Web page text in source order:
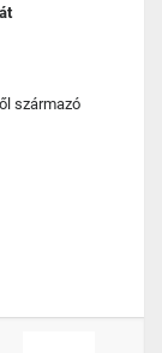
származó